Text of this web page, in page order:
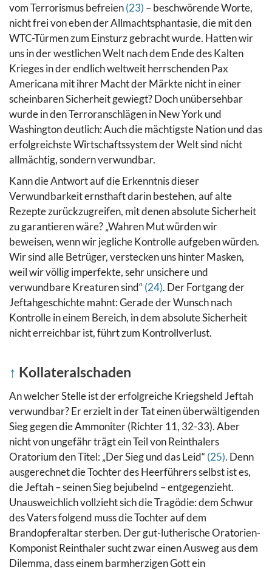
vom Terrorismus befreien(23) – beschwörende Worte,
nicht frei von eben der Allmachtsphantasie, die mit den
WTC-Türmen zum Einsturz gebracht wurde. Hatten wir
uns in der westlichen Welt nach dem Ende des Kalten
Krieges in der endlich weltweit herrschenden Pax
Americana mit ihrer Macht der Märkte nicht in einer
scheinbaren Sicherheit gewiegt? Doch unübersehbar
wurde in den Terroranschlägen in New York und
Washington deutlich: Auch die mächtigste Nation und das
erfolgreichste Wirtschaftssystem der Welt sind nicht
allmächtig, sondern verwundbar.
Kann die Antwort auf die Erkenntnis dieser
Verwundbarkeit ernsthaft darin bestehen, auf alte
Rezepte zurückzugreifen, mit denen absolute Sicherheit
zu garantieren wäre?„Wahren Mut würden wir
beweisen, wenn wir jegliche Kontrolle aufgeben würden.
Wir sind alle Betrüger, verstecken uns hinter Masken,
weil wir völlig imperfekte, sehr unsichere und
verwundbare Kreaturen sind“ (24). Der Fortgang der
Jeftahgeschichte mahnt: Gerade der Wunsch nach
Kontrolle in einem Bereich, in dem absolute Sicherheit
nicht erreichbar ist, führt zum Kontrollverlust.
↑ Kollateralschaden
An welcher Stelle ist der erfolgreiche Kriegsheld Jeftah
verwundbar?Er erzielt in der Tat einen überwältigenden
Sieg gegen die Ammoniter (Richter 11, 32-33). Aber
nicht von ungefähr trägt ein Teil von Reinthalers
Oratorium den Titel: „Der Sieg und das Leid“ (25). Denn
ausgerechnet die Tochter des Heerführers selbst ist es,
die Jeftah – seinen Sieg bejubelnd – entgegenzieht.
Unausweichlich vollzieht sich die Tragödie: dem Schwur
des Vaters folgend muss die Tochter auf dem
Brandopferaltar sterben. Der gut-lutherische Oratorien-
Komponist Reinthaler sucht zwar einen Ausweg aus dem
Dilemma, dass einem barmherzigen Gott ein